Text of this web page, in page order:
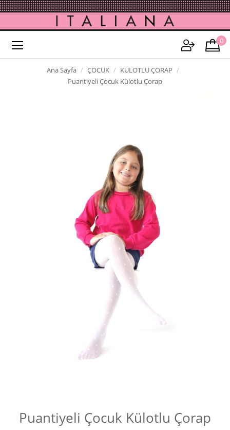
0
Ana Sayfa ÇOCUK
KÜLOTLU ÇORAP
Puantiyeli Çocuk Külotlu Çorap
Puantiyeli Çocuk Külotlu Çorap